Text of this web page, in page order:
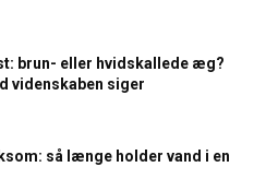
brun- eller hvidskallede æg?
videnskaben siger
så længe holder vand i en